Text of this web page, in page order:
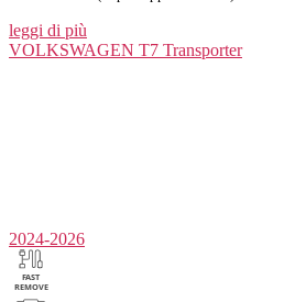
leggi di più
VOLKSWAGEN T7 Transporter
2024-2026